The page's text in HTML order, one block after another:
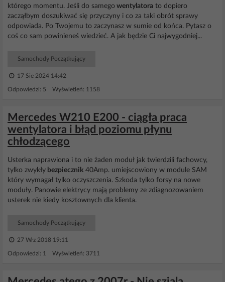
którego momentu. Jeśli do samego wentylatora to dopiero
zacząłbym doszukiwać się przyczyny i co za taki obrót sprawy
odpowiada. Po Twojemu to zaczynasz w sumie od końca. Pytasz o
coś co sam powinieneś wiedzieć. A jak będzie Ci najwygodniej...
Samochody Początkujący
17 Sie 2024 14:42
Odpowiedzi: 5 Wyświetleń: 1158
Mercedes W210 E200 - ciągła praca
wentylatora i błąd poziomu płynu
chłodzącego
Usterka naprawiona i to nie żaden moduł jak twierdzili fachowcy,
tylko zwykły bezpiecznik 40Amp. umiejscowiony w module SAM
który wymagał tylko oczyszczenia. Szkoda tylko forsy na nowe
moduły. Panowie elektrycy mają problemy ze zdiagnozowaniem
usterek nie kiedy kosztownych dla klienta.
Samochody Początkujący
27 Wrz 2018 19:11
Odpowiedzi: 1 Wyświetleń: 3711